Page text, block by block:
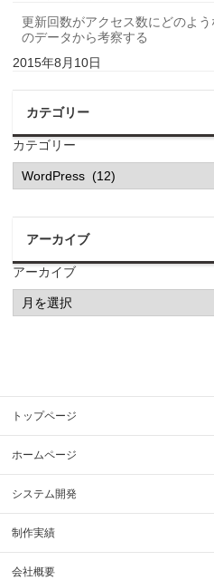
更新回数がアクセス数にどのよ
のデータから考察する
2015年8月10日
カテゴリー
カテゴリー
アーカイブ
アーカイブ
トップページ
ホームページ
システム開発
制作実績
会社概要